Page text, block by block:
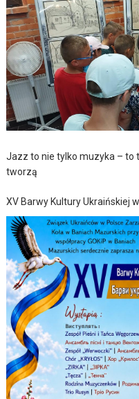
Jazz to nie tylko muzyka – to
tworzą
XV Barwy Kultury Ukraińskiej